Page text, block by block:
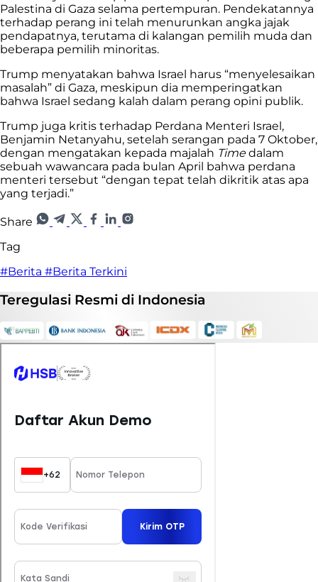
Palestina di Gaza selama pertempuran. Pendekatannya
terhadap perang ini telah menurunkan angka jajak
pendapatnya, terutama di kalangan pemilih muda dan
beberapa pemilih minoritas.
Trump menyatakan bahwa Israel harus “menyelesaikan
masalah” di Gaza, meskipun dia memperingatkan
bahwa Israel sedang kalah dalam perang opini publik.
Trump juga kritis terhadap Perdana Menteri Israel,
Benjamin Netanyahu, setelah serangan pada 7 Oktober,
dengan mengatakan kepada majalah Timedalam
sebuah wawancara pada bulan April bahwa perdana
menteri tersebut “dengan tepat telah dikritik atas apa
yang terjadi.”
Share
Tag
#Berita #Berita Terkini
Teregulasi Resmi di Indonesia